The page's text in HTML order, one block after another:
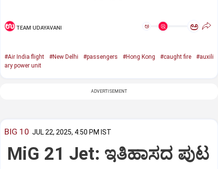
TEAM UDAYAVANI ಅ ಅ
#Air India flight #New Delhi #passengers #Hong Kong #caught fire
#auxili
ary power unit
ADVERTISEMENT
BIG 10 JUL 22, 2025, 4:50 PM IST
MiG 21 Jet: ಇತಿಹಾಸದ ಪುಟ